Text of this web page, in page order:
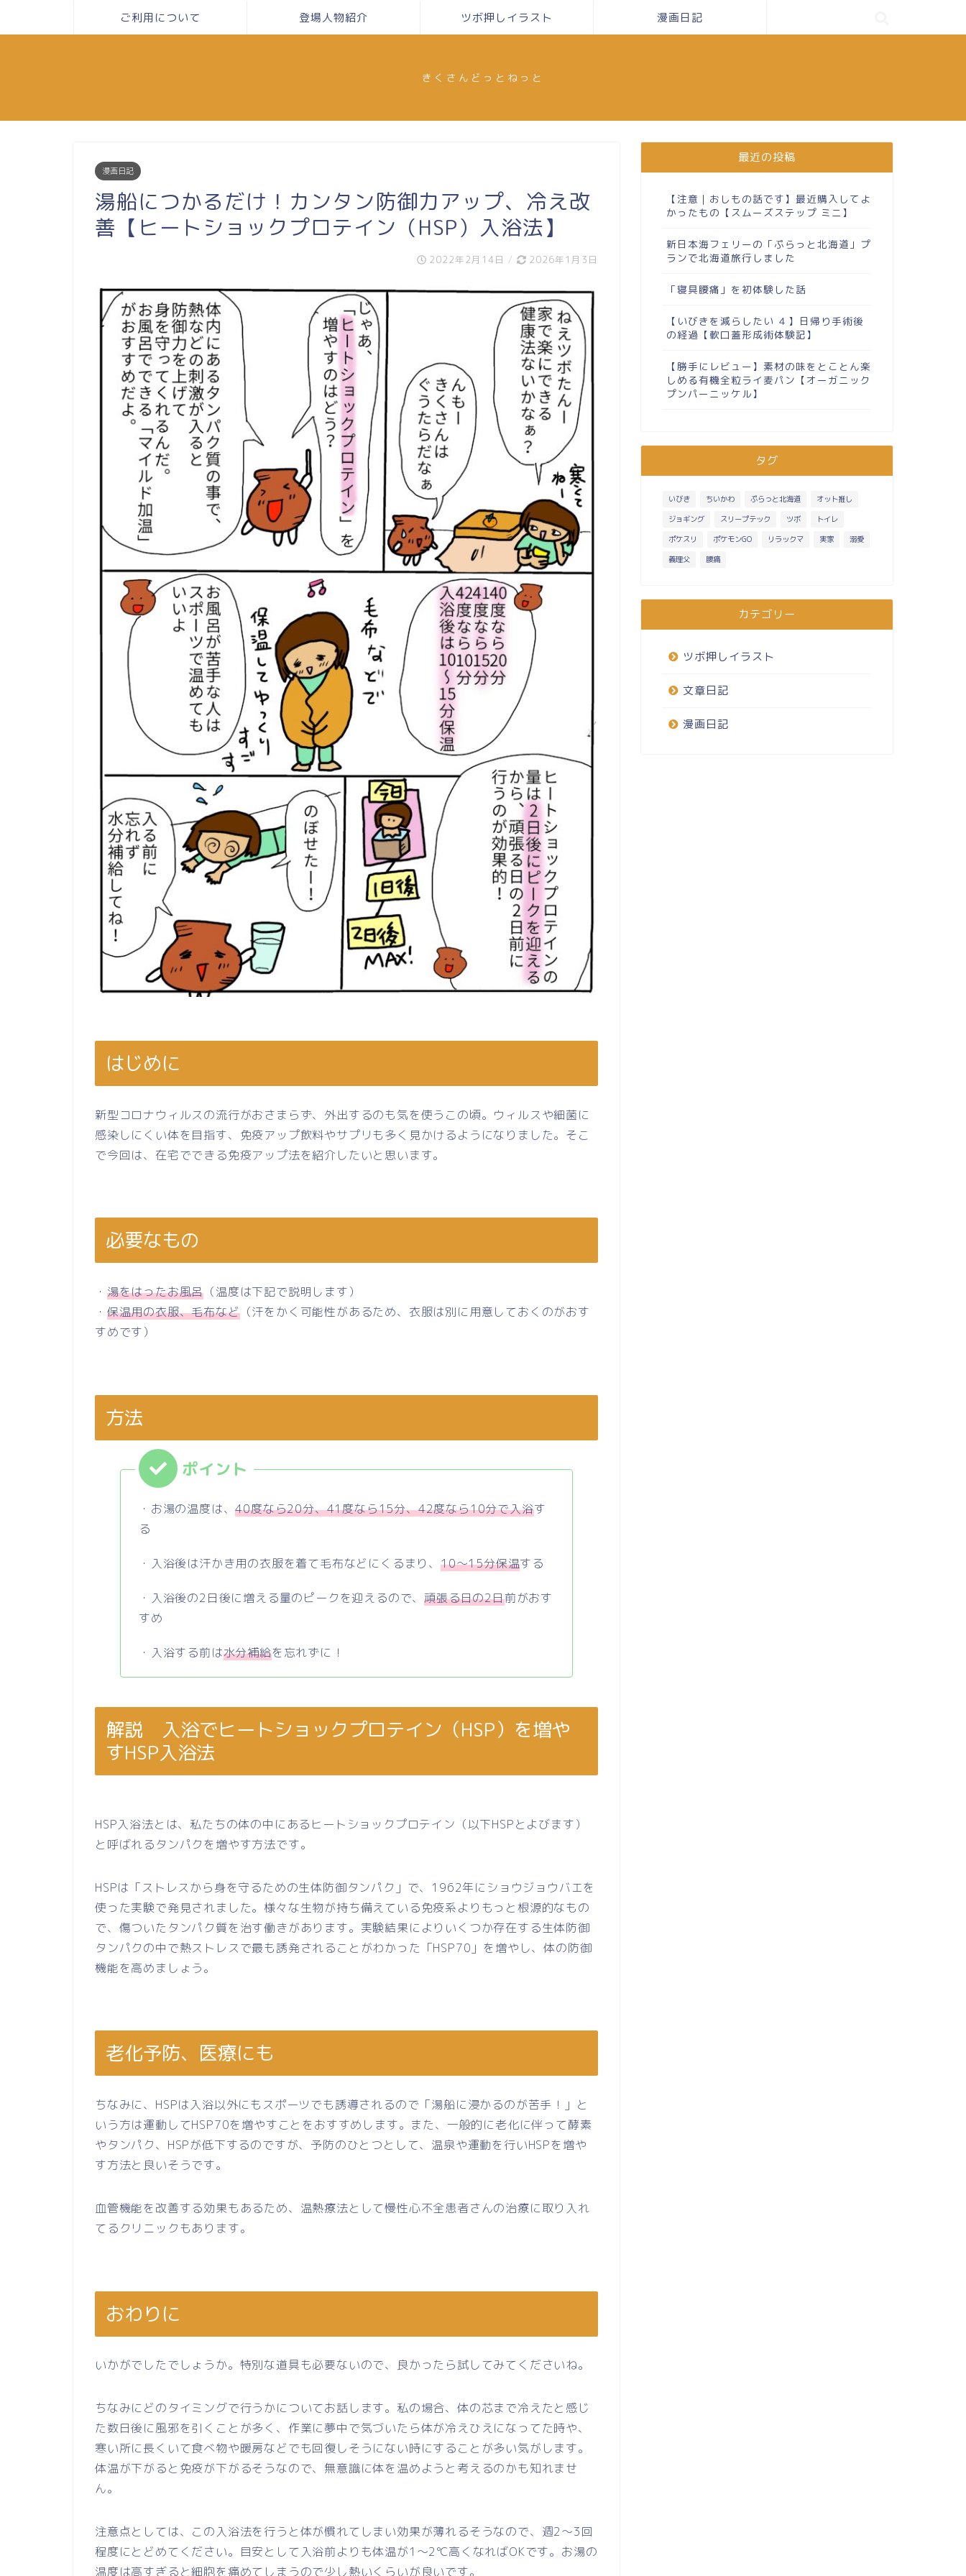
ご利用について 登場人物紹介 ツボ押しイラスト 漫画日記
きくさんどっとねっと
漫画日記
湯船につかるだけ！カンタン防御力アップ、冷え改
善【ヒートショックプロテイン（HSP）入浴法】
2022年2月14日 / 2026年1月3日
はじめに
新型コロナウィルスの流行がおさまらず、外出するのも気を使うこの頃。ウィルスや細菌に
感染しにくい体を目指す、免疫アップ飲料やサプリも多く見かけるようになりました。そこ
で今回は、在宅でできる免疫アップ法を紹介したいと思います。
必要なもの
・ 湯をはったお風呂 （温度は下記で説明します）
・ 保温用の衣服、毛布など（汗をかく可能性があるため、衣服は別に用意しておくのがおす
すめです）
方法
・お湯の温度は、40度なら20分、41度なら15分、42度なら10分で入浴す
る
・入浴後は汗かき用の衣服を着て毛布などにくるまり、 10～15分保温する
・入浴後の2日後に増える量のピークを迎えるので、頑張る日の2日前がおす
すめ
・入浴する前は水分補給を忘れずに！
解説 入浴でヒートショックプロテイン（HSP）を増や
すHSP入浴法
HSP入浴法とは、私たちの体の中にあるヒートショックプロテイン（以下HSPとよびます）
と呼ばれるタンパクを増やす方法です。
HSPは「ストレスから身を守るための生体防御タンパク」で、1962年にショウジョウバエを
使った実験で発見されました。様々な生物が持ち備えている免疫系よりもっと根源的なもの
で、傷ついたタンパク質を治す働きがあります。実験結果によりいくつか存在する生体防御
タンパクの中で熱ストレスで最も誘発されることがわかった「HSP70」を増やし、体の防御
機能を高めましょう。
老化予防、医療にも
ちなみに、HSPは入浴以外にもスポーツでも誘導されるので「湯船に浸かるのが苦手！」と
いう方は運動してHSP70を増やすことをおすすめします。また、一般的に老化に伴って酵素
やタンパク、HSPが低下するのですが、予防のひとつとして、温泉や運動を行いHSPを増や
す方法と良いそうです。
血管機能を改善する効果もあるため、温熱療法として慢性心不全患者さんの治療に取り入れ
てるクリニックもあります。
おわりに
いかがでしたでしょうか。特別な道具も必要ないので、良かったら試してみてくださいね。
ちなみにどのタイミングで行うかについてお話します。私の場合、体の芯まで冷えたと感じ
た数日後に風邪を引くことが多く、作業に夢中で気づいたら体が冷えひえになってた時や、
寒い所に長くいて食べ物や暖房などでも回復しそうにない時にすることが多い気がします。
体温が下がると免疫が下がるそうなので、無意識に体を温めようと考えるのかも知れませ
ん。
注意点としては、この入浴法を行うと体が慣れてしまい効果が薄れるそうなので、週2～3回
程度にとどめてください。目安として入浴前よりも体温が1～2℃高くなればOKです。お湯の
温度は高すぎると細胞を痛めてしまうので少し熱いくらいが良いです。
最近の投稿
【注意｜おしもの話です】最近購入してよ
かったもの【スムーズステップ ミニ】
新日本海フェリーの「ぷらっと北海道」プ
ランで北海道旅行しました
「寝具腰痛」を初体験した話
【いびきを減らしたい ４】日帰り手術後
の経過【軟口蓋形成術体験記】
【勝手にレビュー】素材の味をとことん楽
しめる有機全粒ライ麦パン【オーガニック
プンパーニッケル】
タグ
いびき ちいかわ ぷらっと北海道
オット推し
ジョギング
スリープテック ツボ
トイレ
ポケスリ
ポケモンGO リラックマ 実家
溺愛
義理父
腰痛
カテゴリー
ツボ押しイラスト
文章日記
漫画日記